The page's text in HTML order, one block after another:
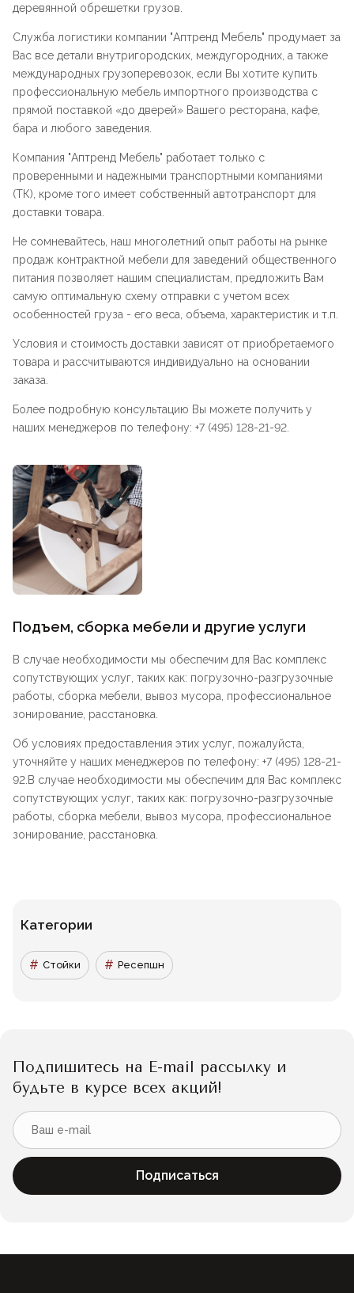
деревянной обрешетки грузов.
Служба логистики компании "Аптренд Мебель" продумает за
Вас все детали внутригородских, междугородних, а также
международных грузоперевозок, если Вы хотите купить
профессиональную мебель импортного производства с
прямой поставкой «до дверей» Вашего ресторана, кафе,
бара и любого заведения.
Компания "Аптренд Мебель" работает только с
проверенными и надежными транспортными компаниями
(ТК), кроме того имеет собственный автотранспорт для
доставки товара.
Не сомневайтесь, наш многолетний опыт работы на рынке
продаж контрактной мебели для заведений общественного
питания позволяет нашим специалистам, предложить Вам
самую оптимальную схему отправки с учетом всех
особенностей груза - его веса, объема, характеристик и т.п.
Условия и стоимость доставки зависят от приобретаемого
товара и рассчитываются индивидуально на основании
заказа.
Более подробную консультацию Вы можете получить у
наших менеджеров по телефону: +7 (495) 128-21-92.
Подъем, сборка мебели и другие услуги
В случае необходимости мы обеспечим для Вас комплекс
сопутствующих услуг, таких как: погрузочно-разгрузочные
работы, сборка мебели, вывоз мусора, профессиональное
зонирование, расстановка.
Об условиях предоставления этих услуг, пожалуйста,
уточняйте у наших менеджеров по телефону: +7 (495) 128-21-
92.В случае необходимости мы обеспечим для Вас комплекс
сопутствующих услуг, таких как: погрузочно-разгрузочные
работы, сборка мебели, вывоз мусора, профессиональное
зонирование, расстановка.
Категории
Стойки Ресепшн
Подпишитесь на E-mail рассылку и
будьте в курсе всех акций!
Подписаться